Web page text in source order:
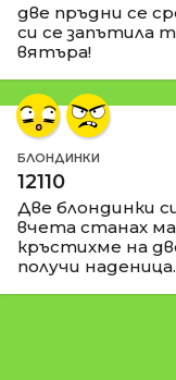
две пръдни се
си се запътила
вятъра!
БЛОНДИНКИ
12110
Две блондинки
вчета станах
кръстихме на
получи наденица.